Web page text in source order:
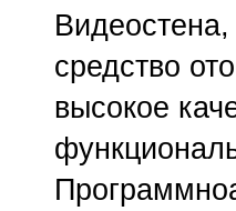
средство
высокое